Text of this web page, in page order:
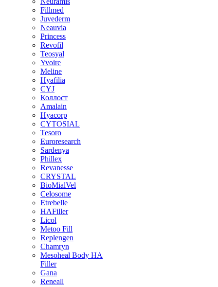
Fillmed
Juvederm
Neauvia
Princess
Revofil
Teosyal
Yvoire
Meline
Hyafilia
CYJ
Коллост
Amalain
Hyacorp
CYTOSIAL
Tesoro
Euroresearch
Sardenya
Phillex
Revanesse
CRYSTAL
BioMialVel
Celosome
Etrebelle
HAFiller
Licol
Metoo Fill
Replengen
Chamryn
Mesoheal Body HA
Filler
Gana
Reneall